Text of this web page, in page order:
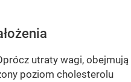
utraty wagi, obejmują
poziom cholesterolu